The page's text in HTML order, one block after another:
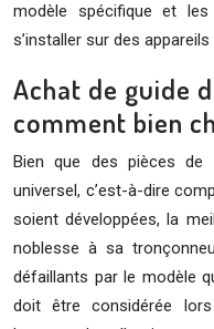
modèle spécifique et
s’installer sur des
Achat de guide
comment bien
Bien que des pièces de
universel, c’est-à-dire
soient développées, la
noblesse à sa
défaillants par le modèle
doit être considérée